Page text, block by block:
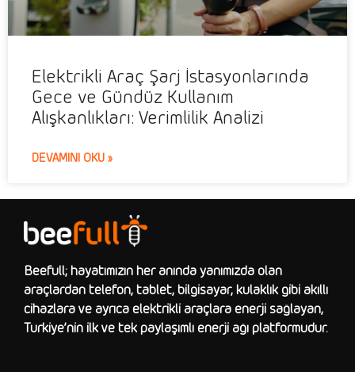
Elektrikli Araç Şarj İstasyonlarında
Gece ve Gündüz Kullanım
Alışkanlıkları: Verimlilik Analizi
DEVAMINI OKU »
Beefull; hayatımızın her anında yanımızda olan
araçlardan telefon, tablet, bilgisayar, kulaklık gibi akıllı
cihazlara ve ayrıca elektrikli araçlara enerji sağlayan,
Türkiye’nin ilk ve tek paylaşımlı enerji ağı platformudur.